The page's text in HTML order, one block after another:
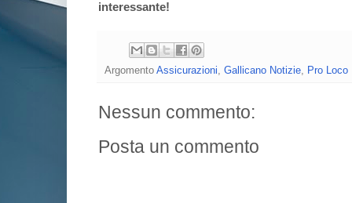
interessante!
Argomento Assicurazioni, Gallicano Notizie, Pro Loco
Nessun commento:
Posta un commento